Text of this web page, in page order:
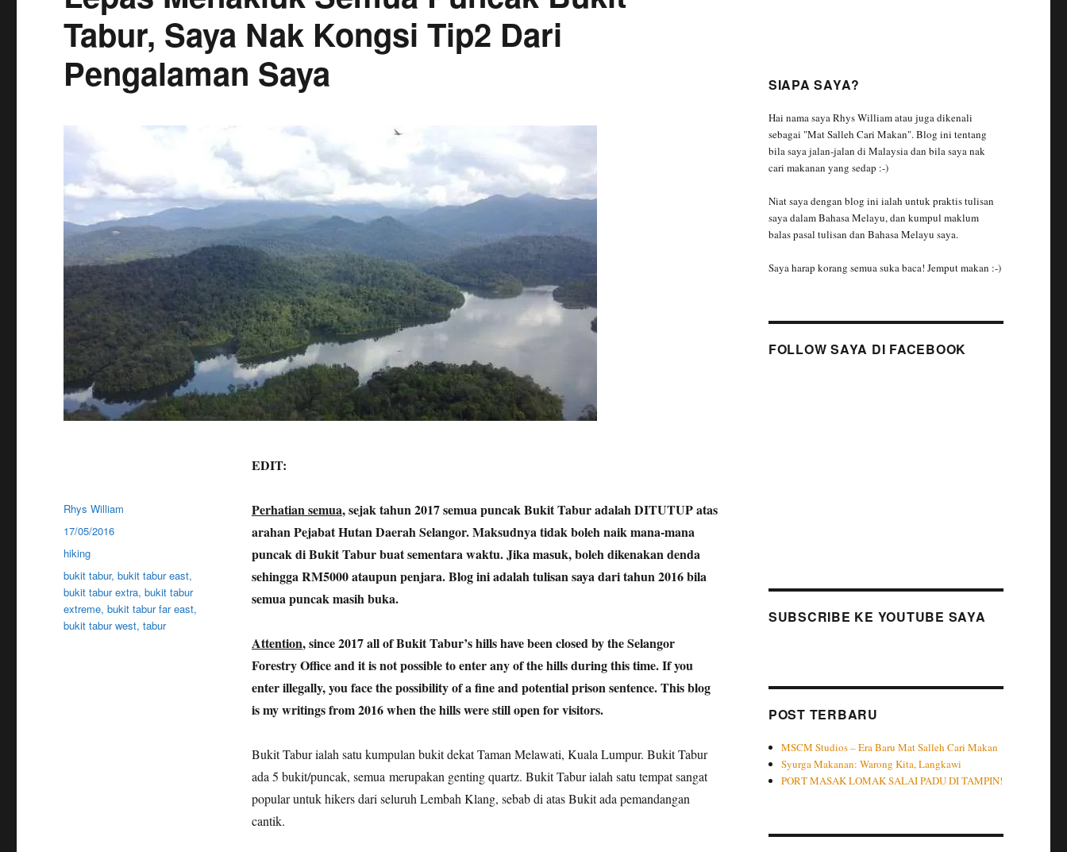
Tabur, Saya Nak Kongsi Tip2 Dari
Pengalaman Saya
EDIT:
Perhatian semua, sejak tahun 2017 semua puncak Bukit Tabur adalah DITUTUP atas
arahan Pejabat Hutan Daerah Selangor. Maksudnya tidak boleh naik mana-mana
puncak di Bukit Tabur buat sementara waktu. Jika masuk, boleh dikenakan denda
sehingga RM5000 ataupun penjara. Blog ini adalah tulisan saya dari tahun 2016 bila
semua puncak masih buka.
Attention, since 2017 all of Bukit Tabur’s hills have been closed by the Selangor
Forestry Office and it is not possible to enter any of the hills during this time. If you
enter illegally, you face the possibility of a fine and potential prison sentence. This blog
is my writings from 2016 when the hills were still open for visitors.
Bukit Tabur ialah satu kumpulan bukit dekat Taman Melawati, Kuala Lumpur. Bukit Tabur
ada 5 bukit/puncak, semua merupakan genting quartz. Bukit Tabur ialah satu tempat sangat
popular untuk hikers dari seluruh Lembah Klang, sebab di atas Bukit ada pemandangan
cantik.
Author
Rhys William
Posted
on
17/05/2016
Categories
hiking
Tags
bukit tabur,bukit tabur east,
bukit tabur extra,bukit tabur
extreme,bukit tabur far east,
bukit tabur west,tabur
SIAPA SAYA?
Hai nama saya Rhys William atau juga dikenali
sebagai "Mat Salleh Cari Makan". Blog ini tentang
bila saya jalan-jalan di Malaysia dan bila saya nak
cari makanan yang sedap :-)
Niat saya dengan blog ini ialah untuk praktis tulisan
saya dalam Bahasa Melayu, dan kumpul maklum
balas pasal tulisan dan Bahasa Melayu saya.
Saya harap korang semua suka baca! Jemput makan :-)
FOLLOW SAYA DI FACEBOOK
SUBSCRIBE KE YOUTUBE SAYA
POST TERBARU
MSCM Studios – Era Baru Mat Salleh Cari Makan
Syurga Makanan: Warong Kita, Langkawi
PORT MASAK LOMAK SALAI PADU DI TAMPIN!